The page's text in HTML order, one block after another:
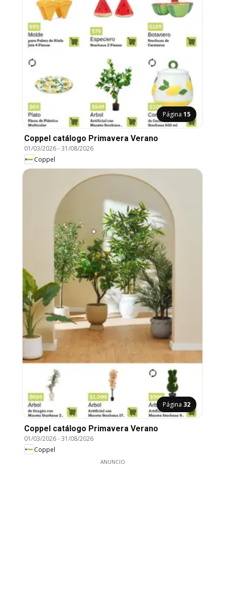
Página 15
Coppel catálogo Primavera Verano
01/03/2026-31/08/2026
Coppel
Página 32
Coppel catálogo Primavera Verano
01/03/2026-31/08/2026
Coppel
ANUNCIO